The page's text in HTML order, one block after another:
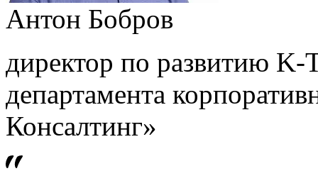
Антон Бобров
директор по развитию K-
департамента
Консалтинг»